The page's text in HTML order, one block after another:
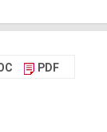
PDF